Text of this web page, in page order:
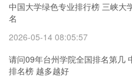
中国大学绿色专业排行榜 三峡大
名
2026-05-14 08:05:57
请问09年台州学院全国排名第几
排名榜 越多越好